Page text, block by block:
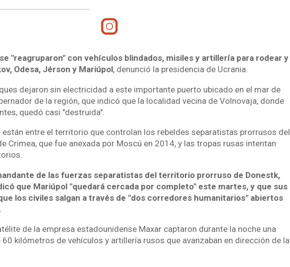
"reagruparon" con vehículos blindados, misiles y artillería para rodear y
Odesa, Jérson y Mariúpol, denunció la presidencia de Ucrania.
dejaron sin electricidad a este importante puerto ubicado en el mar de
de la región, que indicó que la localidad vecina de Volnovaja, donde
quedó casi "destruida".
están entre el territorio que controlan los rebeldes separatistas prorrusos del
Crimea, que fue anexada por Moscú en 2014, y las tropas rusas intentan
de las fuerzas separatistas del territorio prorruso de Donestk,
que Mariúpol "quedará cercada por completo" este martes, y que sus
los civiles salgan a través de "dos corredores humanitarios" abiertos
de la empresa estadounidense Maxar captaron durante la noche una
kilómetros de vehículos y artillería rusos que avanzaban en dirección de la